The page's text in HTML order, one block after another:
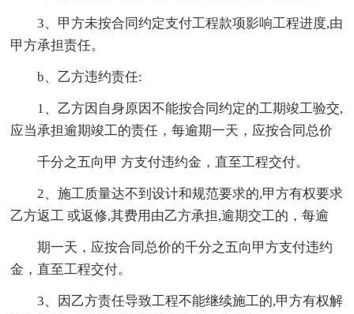
3、甲方未按合同约定支付工程款项影响工程进度,由
甲方承担责任。
b、乙方违约责任:
1、乙方因自身原因不能按合同约定的工期竣工验交,
应当承担逾期竣工的责任，每逾期一天，应按合同总价
千分之五向甲 方支付违约金，直至工程交付。
2、施工质量达不到设计和规范要求的,甲方有权要求
乙方返工 或返修,其费用由乙方承担,逾期交工的，每逾
期一天，应按合同总价的千分之五向甲方支付违约
金，直至工程交付。
3、因乙方责任导致工程不能继续施工的,甲方有权解